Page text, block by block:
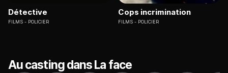
Détective
FILMS POLICIER
Cops incrimination
FILMS POLICIER
Au casting dans La face